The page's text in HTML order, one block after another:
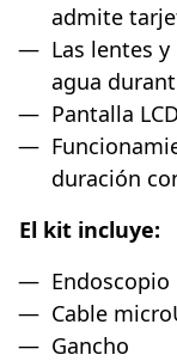
admite
Las lentes
agua
Pantalla
duración
El kit incluye:
Endoscopio
Cable
Gancho